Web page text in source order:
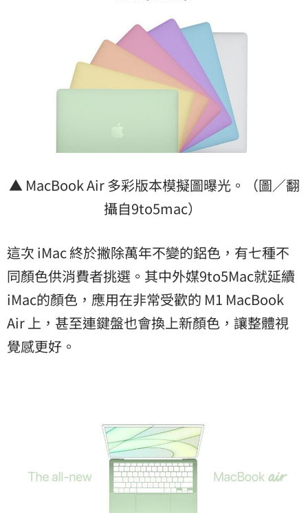
▲ MacBook Air 多彩版本模擬圖曝光。（圖／翻
攝自9to5mac）
這次 iMac 終於撇除萬年不變的鋁色，有七種不
同顏色供消費者挑選。其中外媒9to5Mac就延續
iMac的顏色，應用在非常受歡的 M1 MacBook
Air 上，甚至連鍵盤也會換上新顏色，讓整體視
覺感更好。